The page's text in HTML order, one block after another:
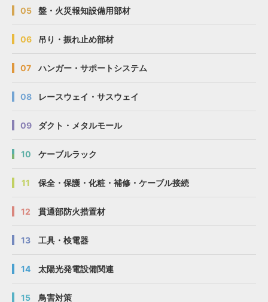
05 盤・火災報知設備用部材
06 吊り・振れ止め部材
07 ハンガー・サポートシステム
08 レースウェイ・サスウェイ
09 ダクト・メタルモール
10 ケーブルラック
11 保全・保護・化粧・補修・ケーブル接続
12 貫通部防火措置材
13 工具・検電器
14 太陽光発電設備関連
15 鳥害対策